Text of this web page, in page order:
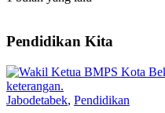
Pendidikan Kita
Jabodetabek, Pendidikan